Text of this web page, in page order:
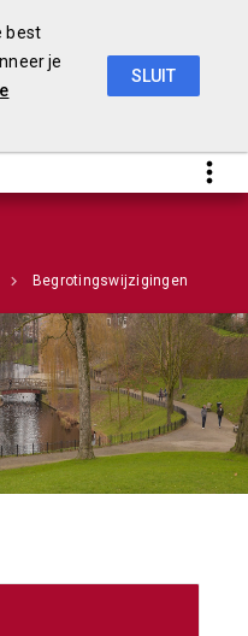
Infographic
Begrotingswijzigingen
best
je
SLUIT